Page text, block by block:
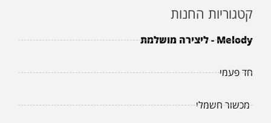
קטגוריות החנות
Melody - ליצירה מושלמת
חד פעמי
מכשור חשמלי